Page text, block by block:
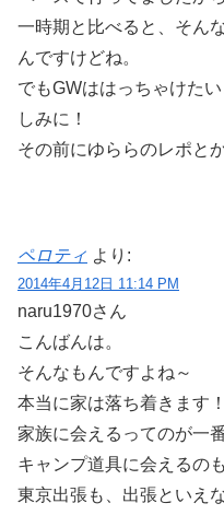
一時期と比べると、そん
んですけどね。
でもGWははっちゃけた
しみに！
その前にゆららのレポと
ペロティ より:
2014年4月12日 11:14 PM
naru1970さん
こんばんは。
そんなもんですよね～
本当に家は落ち着きます！
家族に会えるってのが一
キャンプ道具に会えるの
東京出張も、出張といえ